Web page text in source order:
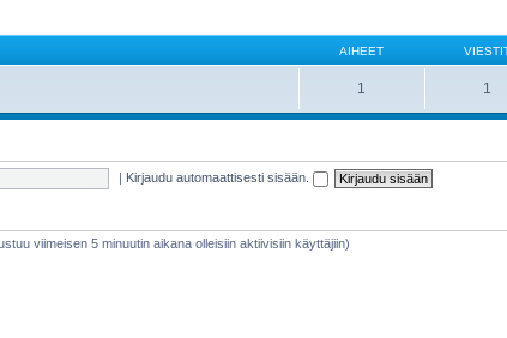
AIHEET
1 1
| Kirjaudu automaattisesti sisään.
viimeisen 5 minuutin aikana olleisiin aktiivisiin käyttäjiin)